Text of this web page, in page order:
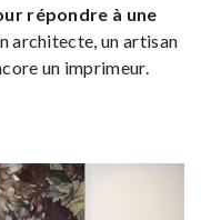
répondre à une
architecte, un artisan
un imprimeur.